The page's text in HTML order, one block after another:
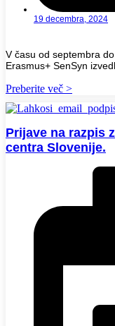
19 decembra, 2024
V času od septembra
Erasmus+ SenSyn
Preberite več >
Prijave na razpis
centra Slovenije.